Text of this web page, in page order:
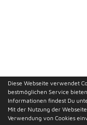
Diese Webseite verwendet
bestmöglichen Service
Informationen findest Du
Mit der Nutzung der
Verwendung von Cookies